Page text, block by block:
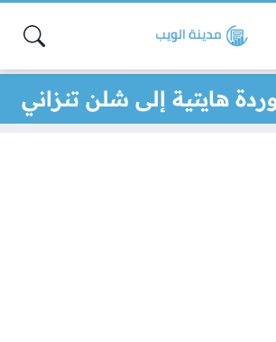
هايتية إلى شلن تنزاني